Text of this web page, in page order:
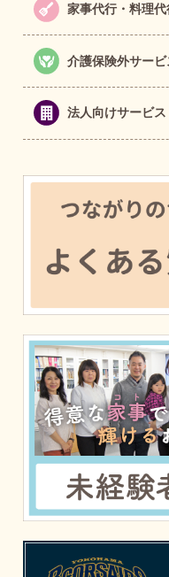
家事代行・料理代
介護保険外サービ
法人向けサービス